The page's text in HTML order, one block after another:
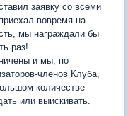
заявку со всеми
вовремя на
мы награждали бы
раз!
и мы, по
членов Клуба,
количестве
или выискивать.